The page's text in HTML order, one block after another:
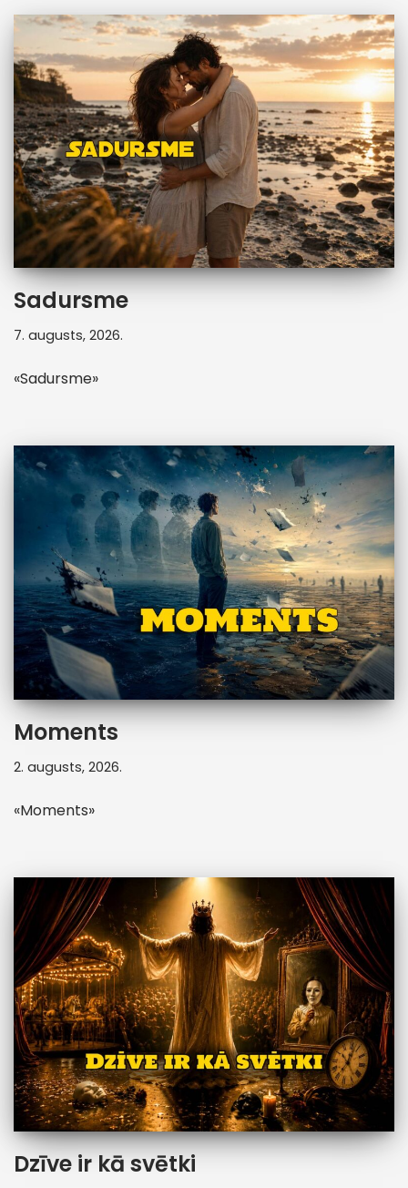
Sadursme
7. augusts, 2026.
«Sadursme»
Moments
2. augusts, 2026.
«Moments»
Dzīve ir kā svētki